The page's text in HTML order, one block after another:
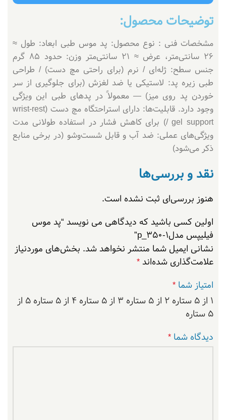
توضیحات محصول:
مشخصات فنی : نوع محصول: پد موس طبی ابعاد: طول ≈
26 سانتی‌متر، عرض ≈ 21 سانتی‌متر وزن: حدود 85 گرم
جنس سطح: ژله‌ای / نرم (برای راحتی مچ دست) / طراحی
طبی زیره پد: لاستیکی یا ضد لغزش (برای جلوگیری از سر
خوردن پد روی میز) — معمولاً در پدهای طبی این ویژگی
وجود دارد. قابلیت‌ها: دارای استراحتگاه مچ دست (wrist‑rest
/ gel support) برای کاهش فشار در استفاده طولانی مدت
ویژگی‌های عملی: ضد آب و قابل شست‌وشو (در برخی منابع
ذکر می‌شود)
نقد و بررسی‌ها
هنوز بررسی‌ای ثبت نشده است.
اولین کسی باشید که دیدگاهی می نویسد “پد موس
فیلیپس مدلp_350-1”
نشانی ایمیل شما منتشر نخواهد شد. بخش‌های موردنیاز
علامت‌گذاری شده‌اند *
امتیاز شما *
۱ از ۵ ستاره ۲ از ۵ ستاره ۳ از ۵ ستاره ۴ از ۵ ستاره
۵ از
۵ ستاره
دیدگاه شما *